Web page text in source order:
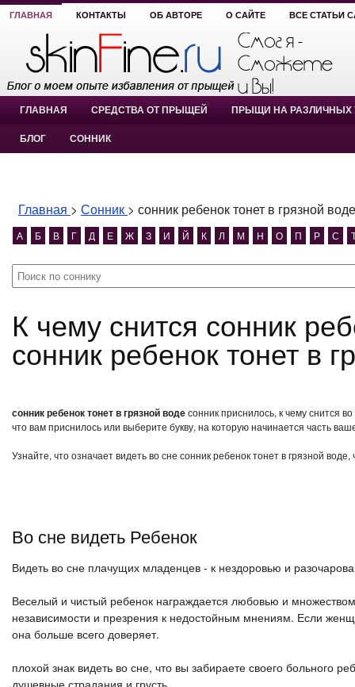
ГЛАВНАЯ КОНТАКТЫ ОБ АВТОРЕ О САЙТЕ ВСЕ СТАТЬИ
ГЛАВНАЯ СРЕДСТВА ОТ ПРЫЩЕЙ ПРЫЩИ НА РАЗЛИЧНЫХ
БЛОГ СОННИК
Главная > Сонник > сонник ребенок тонет в грязной воде
А Б В Г Д Е Ж З И Й К Л М Н О П Р С
К чему снится сонник ребенок тонет в грязной воде?
сонник ребенок тонет в
сонник ребенок тонет в грязной водесонник приснилось, к чему снится
что вам приснилось или выберите букву, на которую начинается часть
Узнайте, что означает видеть во сне сонник ребенок тонет в грязной
Во сне видеть Ребенок
Видеть во сне плачущих младенцев - к нездоровью и
Веселый и чистый ребенок награждается любовью и
независимости и презрения к недостойным мнениям. Если
она больше всего доверяет.
плохой знак видеть во сне, что вы забираете своего больного
душевные страдания и грусть.